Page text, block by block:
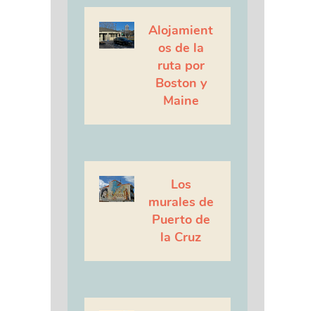
Alojamient
os de la
ruta por
Boston y
Maine
Los
murales de
Puerto de
la Cruz